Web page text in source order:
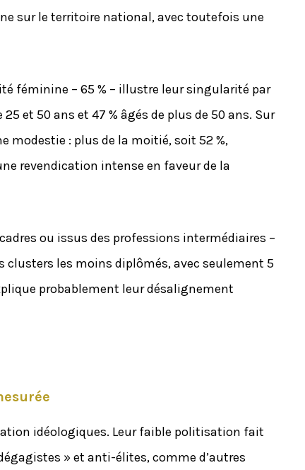
sur le territoire national, avec toutefois une
féminine – 65 % – illustre leur singularité par
et 50 ans et 47 % âgés de plus de 50 ans. Sur
modestie : plus de la moitié, soit 52 %,
revendication intense en faveur de la
ou issus des professions intermédiaires –
clusters les moins diplômés, avec seulement 5
probablement leur désalignement
idéologiques. Leur faible politisation fait
» et anti-élites, comme d’autres